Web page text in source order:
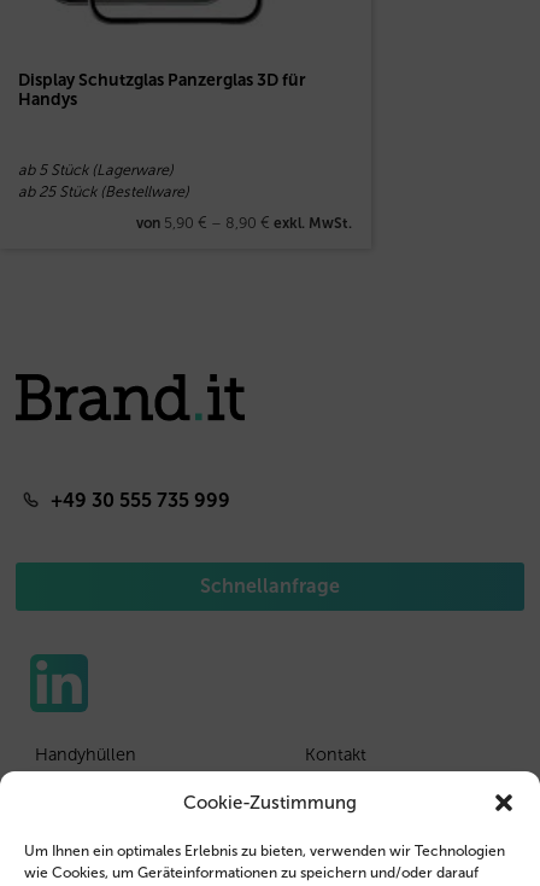
Cookie-Zustimmung
Um Ihnen ein optimales Erlebnis zu bieten, verwenden wir Technologien
wie Cookies, um Geräteinformationen zu speichern und/oder darauf
Display Schutzglas Panzerglas 3D für
Handys
ab 5 Stück (Lagerware)
ab 25 Stück (Bestellware)
von 5,90 € – 8,90 € exkl. MwSt.
+49 30 555 735 999
Schnellanfrage
Handyhüllen
Wiederverkäufer
Kontakt
Kunden Login
Impressum